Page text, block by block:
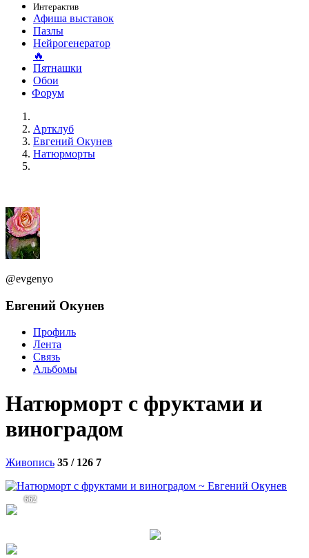
Интерактив
Афиша выставок
Пазлы
Нейрогенератор
🔥
Пятнашки
Обои
Форум
Артклуб
Евгений Окунев
Натюрморты
@evgenyo
Евгений Окунев
Профиль
Лента
Связь
Альбомы
Натюрморт с фруктами и
виноградом
Живопись 35 / 126 7
662